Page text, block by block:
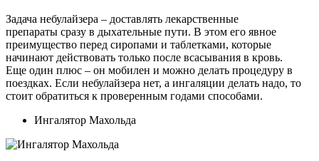
Задача небулайзера – доставлять лекарственные
препараты сразу в дыхательные пути. В этом его явное
преимущество перед сиропами и таблетками, которые
начинают действовать только после всасывания в кровь.
Еще один плюс – он мобилен и можно делать процедуру в
поездках. Если небулайзера нет, а ингаляции делать надо, то
стоит обратиться к проверенным годами способами.
Ингалятор Махольда